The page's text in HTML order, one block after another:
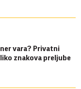
vara? Privatni
znakova preljube